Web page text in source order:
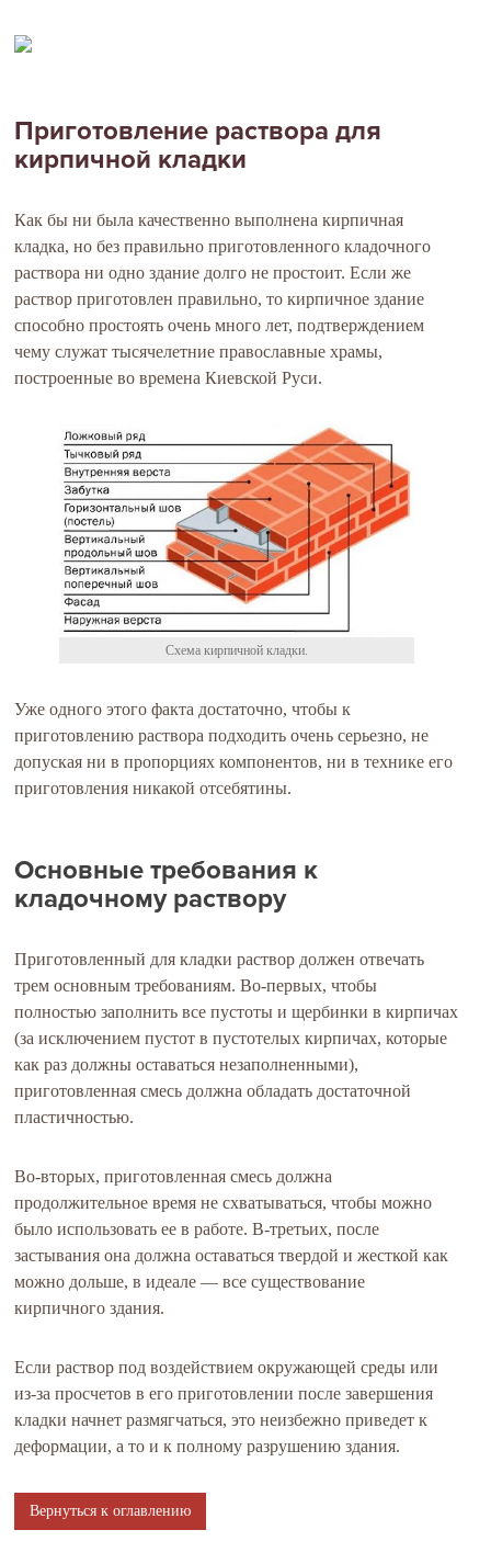
Приготовление раствора для
кирпичной кладки
Как бы ни была качественно выполнена кирпичная
кладка, но без правильно приготовленного кладочного
раствора ни одно здание долго не простоит. Если же
раствор приготовлен правильно, то кирпичное здание
способно простоять очень много лет, подтверждением
чему служат тысячелетние православные храмы,
построенные во времена Киевской Руси.
Схема кирпичной кладки.
Уже одного этого факта достаточно, чтобы к
приготовлению раствора подходить очень серьезно, не
допуская ни в пропорциях компонентов, ни в технике его
приготовления никакой отсебятины.
Основные требования к
кладочному раствору
Приготовленный для кладки раствор должен отвечать
трем основным требованиям. Во-первых, чтобы
полностью заполнить все пустоты и щербинки в кирпичах
(за исключением пустот в пустотелых кирпичах, которые
как раз должны оставаться незаполненными),
приготовленная смесь должна обладать достаточной
пластичностью.
Во-вторых, приготовленная смесь должна
продолжительное время не схватываться, чтобы можно
было использовать ее в работе. В-третьих, после
застывания она должна оставаться твердой и жесткой как
можно дольше, в идеале — все существование
кирпичного здания.
Если раствор под воздействием окружающей среды или
из-за просчетов в его приготовлении после завершения
кладки начнет размягчаться, это неизбежно приведет к
деформации, а то и к полному разрушению здания.
Вернуться к оглавлению